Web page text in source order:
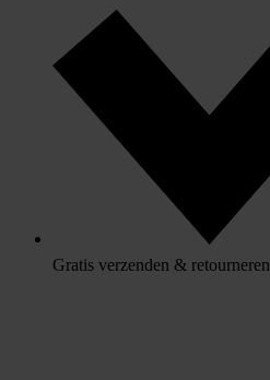
Gratis verzenden & retourneren